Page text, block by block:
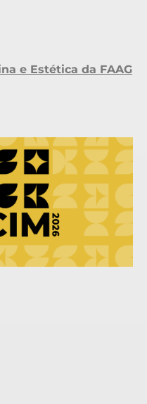
e Estética da FAAG